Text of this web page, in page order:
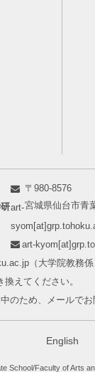
〒980-8576
宮城県仙台市青
art-
art-
（大学院教務係
換えてください。
のため、メールでお
English
School/Faculty of Arts